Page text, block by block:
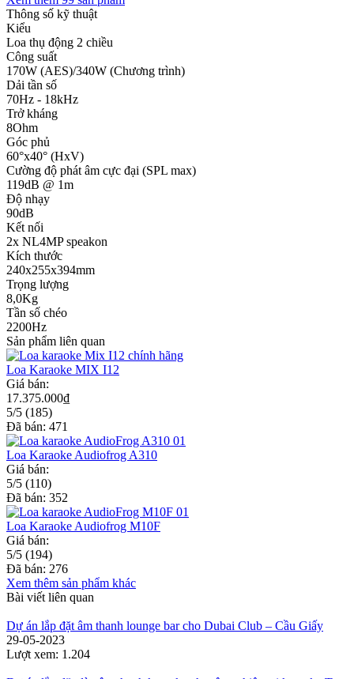
Thông số kỹ thuật
Kiểu
Loa thụ động 2 chiều
Công suất
170W (AES)/340W (Chương trình)
Dải tần số
70Hz - 18kHz
Trở kháng
8Ohm
Góc phủ
60°x40° (HxV)
Cường độ phát âm cực đại (SPL max)
119dB @ 1m
Độ nhạy
90dB
Kết nối
2x NL4MP speakon
Kích thước
240x255x394mm
Trọng lượng
8,0Kg
Tần số chéo
2200Hz
Sản phẩm liên quan
Loa Karaoke MIX I12
Giá bán:
17.375.000₫
5/5 (185)
Đã bán: 471
Loa Karaoke Audiofrog A310
Giá bán:
5/5 (110)
Đã bán: 352
Loa Karaoke Audiofrog M10F
Giá bán:
5/5 (194)
Đã bán: 276
Xem thêm sản phẩm khác
Bài viết liên quan
Dự án lắp đặt âm thanh lounge bar cho Dubai Club – Cầu Giấy
29-05-2023
Lượt xem: 1.204